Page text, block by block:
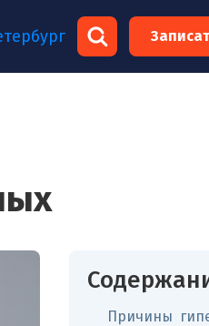
Причины
×